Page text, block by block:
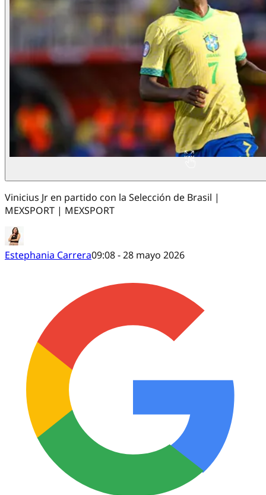
Vinicius Jr en partido con la Selección de Brasil |
MEXSPORT | MEXSPORT
Estephania Carrera09:08 - 28 mayo 2026